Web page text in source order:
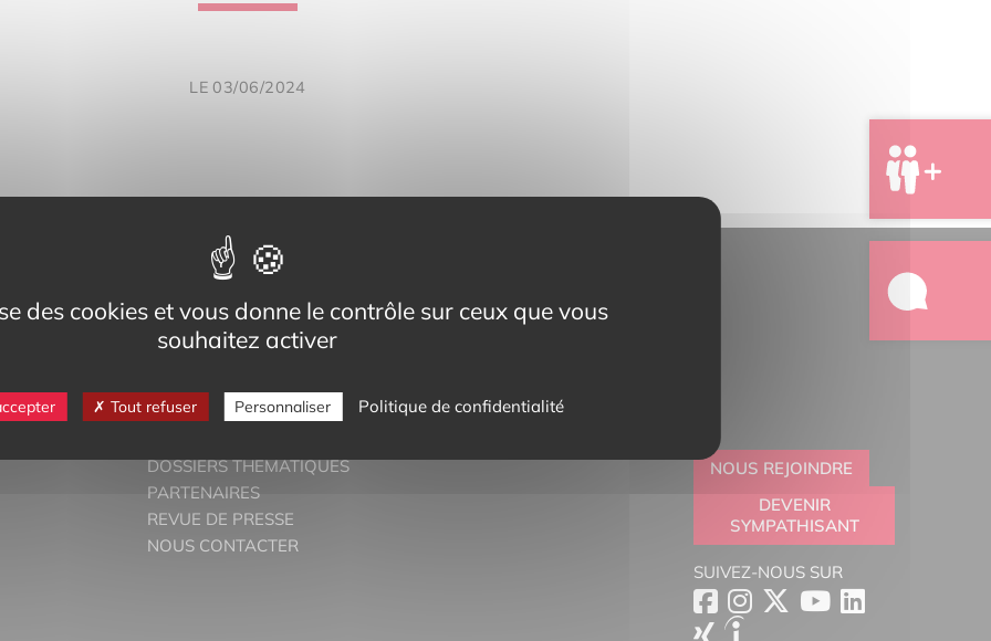
LE 03/06/2024
bilinguisme.org
DOSSIERS THÉMATIQUES
PARTENAIRES
REVUE DE PRESSE
NOUS CONTACTER
NOUS REJOINDRE
DEVENIR
SYMPATHISANT
SUIVEZ-NOUS SUR
des cookies et vous donne le contrôle sur ceux que vous
souhaitez activer
Tout refuser Personnaliser Politique de confidentialité